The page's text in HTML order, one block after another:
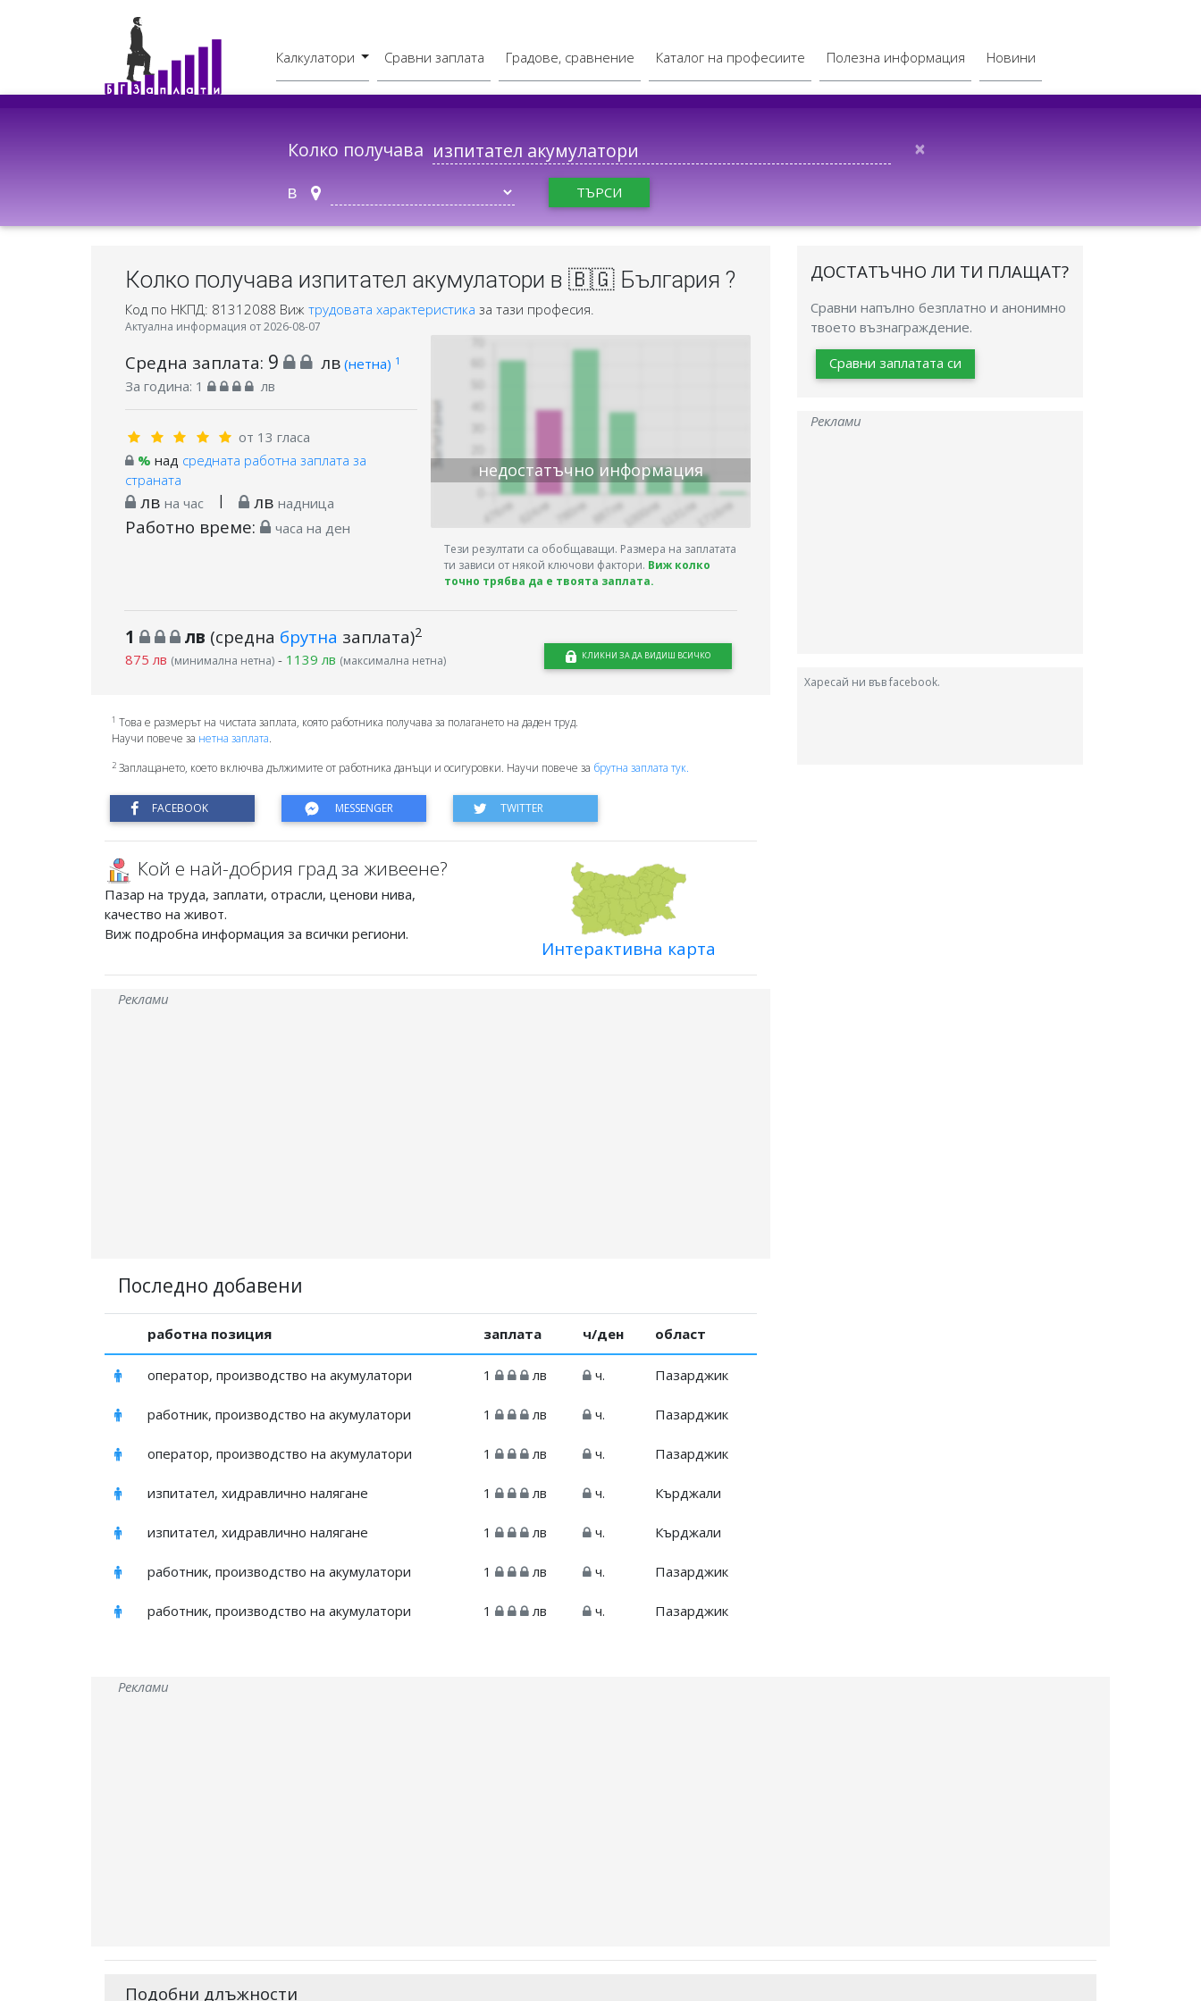
Калкулатори Сравни заплата Градове, сравнение Каталог на професиите Полезна информация Новини
Колко получава ×
в ТЪРСИ
Колко получава изпитател акумулатори в 🇧🇬 България ?
Код по НКПД: 81312088 Виж трудовата характеристика за тази професия.
Актуална информация от 2026-08-07
Средна заплата: 9 лв (нетна) 1
За година: 1 лв
от 13 гласа
% над средната работна заплата за
страната
лв на час | лв надница
Работно време: часа на ден
недостатъчно информация
Тези резултати са обобщаващи. Размера на заплатата
ти зависи от някой ключови фактори. Виж колко
точно трябва да е твоята заплата.
1 лв (средна брутна заплата)2
875 лв (минимална нетна)- 1139 лв (максимална нетна) КЛИКНИ ЗА ДА ВИДИШ ВСИЧКО
1 Това е размерът на чистата заплата, която работника получава за полагането на даден труд.
Научи повече за нетна заплата.
2Заплащането, което включва дължимите от работника данъци и осигуровки. Научи повече за брутна заплата тук.
Кой е най-добрия град за живеене?
Пазар на труда, заплати, отрасли, ценови нива,
качество на живот.
Виж подробна информация за всички региони.
Интерактивна карта
Реклами
Последно добавени
работна позиция заплата ч/ден област
оператор, производство на акумулатори 1 лв ч. Пазарджик
работник, производство на акумулатори 1 лв ч. Пазарджик
оператор, производство на акумулатори 1 лв ч. Пазарджик
изпитател, хидравлично налягане 1 лв ч. Кърджали
изпитател, хидравлично налягане 1 лв ч. Кърджали
работник, производство на акумулатори 1 лв ч. Пазарджик
работник, производство на акумулатори 1 лв ч. Пазарджик
ДОСТАТЪЧНО ЛИ ТИ ПЛАЩАТ?
Сравни напълно безплатно и анонимно
твоето възнаграждение.
Сравни заплатата си
Реклами
Харесай ни във facebook.
Реклами
Подобни длъжности